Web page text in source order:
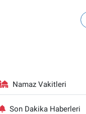
Namaz Vakitleri
Son Dakika Haberleri